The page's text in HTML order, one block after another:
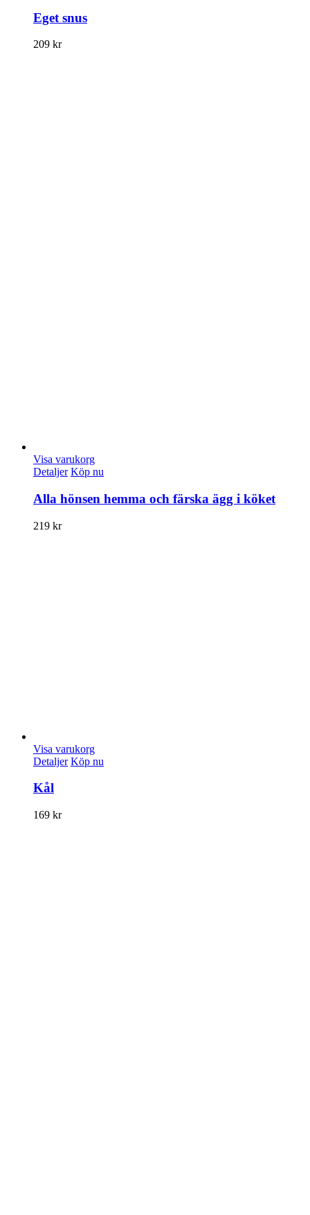
Eget snus
209 kr
Visa varukorg
Detaljer Köp nu
Alla hönsen hemma och färska ägg i köket
219 kr
Visa varukorg
Detaljer Köp nu
Kål
169 kr